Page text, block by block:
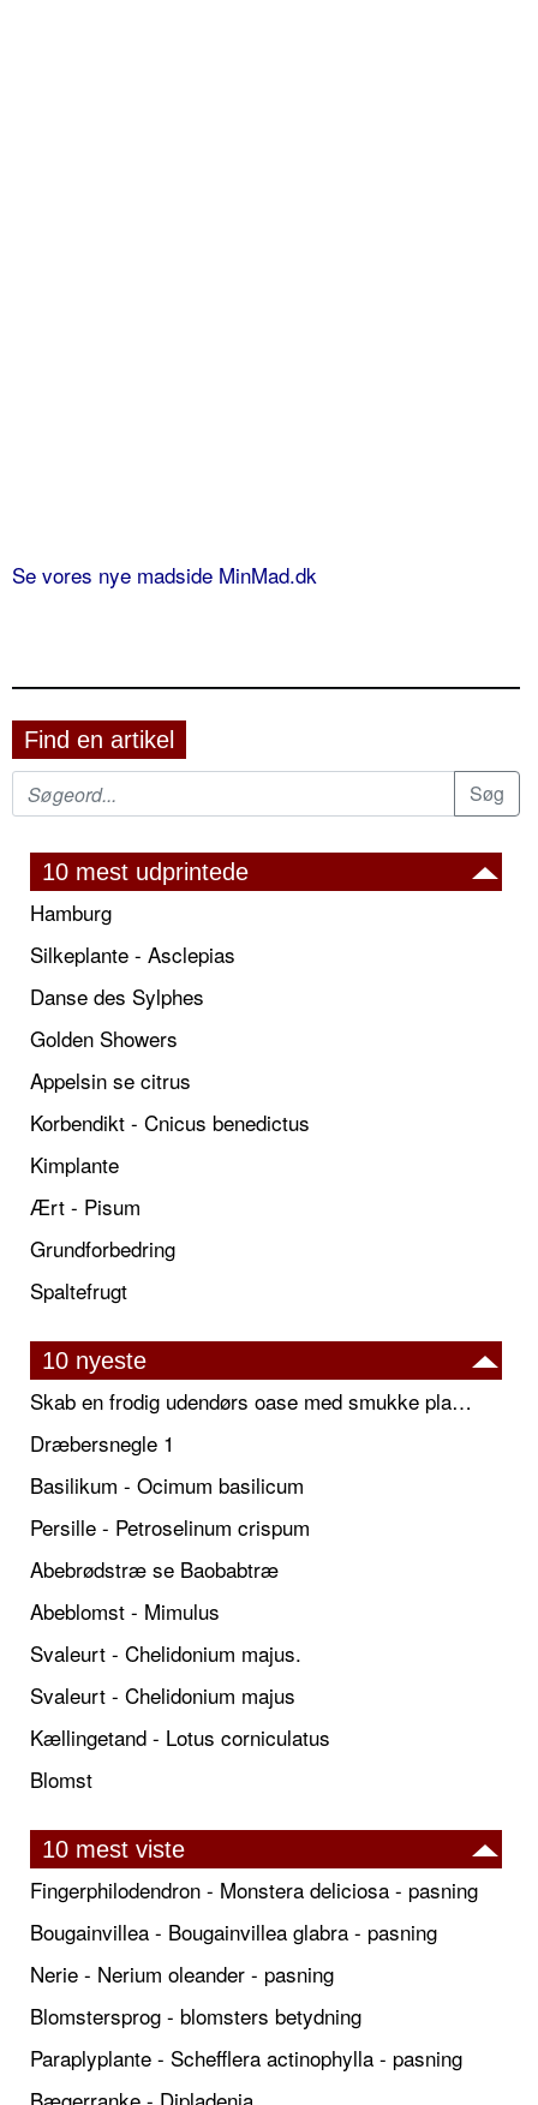
Se vores nye madside MinMad.dk
Find en artikel
10 mest udprintede
Hamburg
Silkeplante - Asclepias
Danse des Sylphes
Golden Showers
Appelsin se citrus
Korbendikt - Cnicus benedictus
Kimplante
Ært - Pisum
Grundforbedring
Spaltefrugt
10 nyeste
Skab en frodig udendørs oase med smukke plantekrukker og elegante espalier
Dræbersnegle 1
Basilikum - Ocimum basilicum
Persille - Petroselinum crispum
Abebrødstræ se Baobabtræ
Abeblomst - Mimulus
Svaleurt - Chelidonium majus.
Svaleurt - Chelidonium majus
Kællingetand - Lotus corniculatus
Blomst
10 mest viste
Fingerphilodendron - Monstera deliciosa - pasning
Bougainvillea - Bougainvillea glabra - pasning
Nerie - Nerium oleander - pasning
Blomstersprog - blomsters betydning
Paraplyplante - Schefflera actinophylla - pasning